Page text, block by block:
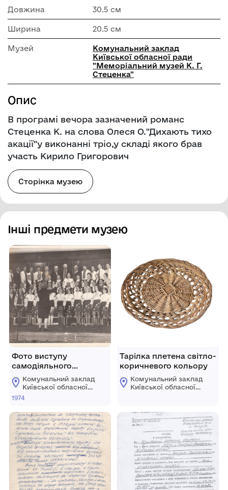
Довжина 30.5 см
Ширина 20.5 см
Музей
Комунальний заклад
Київської обласної ради
"Меморіальний музей К. Г.
Стеценка"
Опис
В програмі вечора зазначений романс
Стеценка К. на слова Олеся О."Дихають тихо
акації"у виконанні тріо,у складі якого брав
участь Кирило Григорович
Сторінка музею
Інші предмети музею
Фото виступу
самодіяльного
народного хору
с.Веприк на сцені
Будинку культури села
Комунальний заклад
Київської обласної
ради "Меморіальний
Стеценка"
1974
Тарілка плетена світло-
коричневого кольору
Комунальний заклад
Київської обласної
Стеценка"